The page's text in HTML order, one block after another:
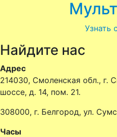
Узнать
Найдите нас
Адрес
214030, Смоленская обл., г.
шоссе, д. 14, пом. 21.
308000, г. Белгород, ул.
Часы